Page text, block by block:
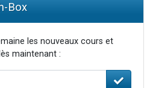
Box
les nouveaux cours et
maintenant :